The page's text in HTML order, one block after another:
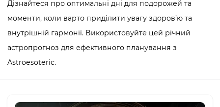
Дізнайтеся про оптимальні дні для подорожей та
моменти, коли варто приділити увагу здоров’ю та
внутрішній гармонії. Використовуйте цей річний
астропрогноз для ефективного планування з
Astroesoteric.